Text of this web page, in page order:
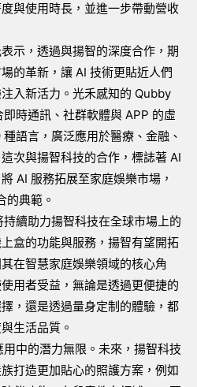
與使用時長，並進一步帶動營收
示，透過與揚智的深度合作，期
的革新，讓 AI 技術更貼近人們
入新活力。光禾感知的 Qubby
時通訊、社群軟體與 APP 的虛
語言，廣泛應用於醫療、金融、
次與揚智科技的合作，標誌著 AI
AI 服務拓展至家庭娛樂市場，
的典範。
續助力揚智科技在全球市場上的
盒的功能與服務，揚智有望開拓
在智慧家庭娛樂領域的核心角
用者受益，無論是透過更便捷的
，還是透過量身定制的體驗，都
生活品質。
中的潛力無限。未來，揚智科技
打造更加貼心的照護方案，例如